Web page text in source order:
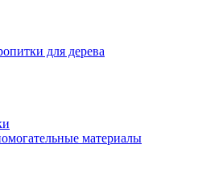
для дерева
материалы